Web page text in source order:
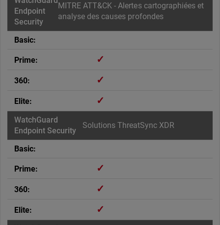
MITRE ATT&CK - Alertes cartographiées et
analyse des causes profondes
✓
✓
✓
Solutions ThreatSync XDR
✓
✓
✓